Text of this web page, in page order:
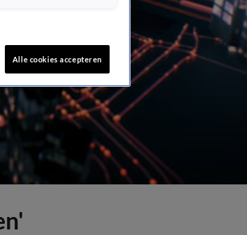
Alle cookies accepteren